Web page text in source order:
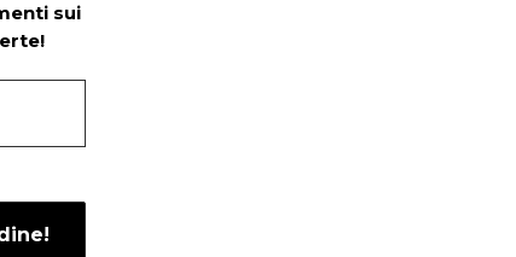
sui